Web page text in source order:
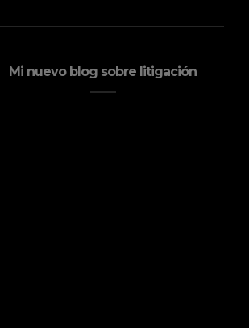
Mi nuevo blog sobre litigación